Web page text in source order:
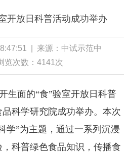
开放日科普活动成功举办
| 来源：中试示范中
次数：4141次
生面的“食”验室开放日科普
科学研究院成功举办。本次
学”为主题，通过一系列沉浸
，科普绿色食品知识，传播食